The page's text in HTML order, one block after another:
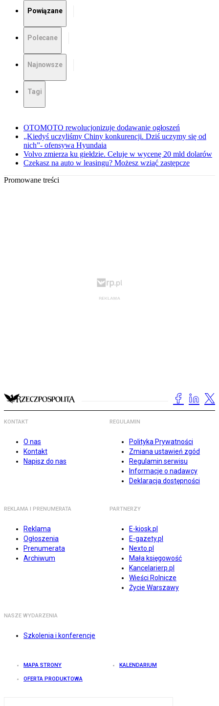
Powiązane
Polecane
Najnowsze
Tagi
OTOMOTO rewolucjonizuje dodawanie ogłoszeń
„Kiedyś uczyliśmy Chiny konkurencji. Dziś uczymy się od
nich”- ofensywa Hyundaia
Volvo zmierza ku giełdzie. Celuje w wycenę 20 mld dolarów
Czekasz na auto w leasingu? Możesz wziąć zastępcze
Promowane treści
KONTAKT
O nas
Kontakt
Napisz do nas
REGULAMIN
Polityka Prywatności
Zmiana ustawień zgód
Regulamin serwisu
Informacje o nadawcy
Deklaracja dostępności
REKLAMA I PRENUMERATA
Reklama
Ogłoszenia
Prenumerata
Archiwum
PARTNERZY
E-kiosk.pl
E-gazety.pl
Nexto.pl
Mała księgowość
Kancelarierp.pl
Wieści Rolnicze
Życie Warszawy
NASZE WYDARZENIA
Szkolenia i konferencje
MAPA STRONY KALENDARIUM
OFERTA PRODUKTOWA